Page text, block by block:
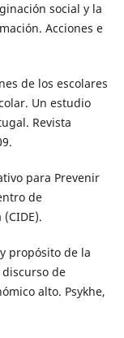
social y la
Acciones e
de los escolares
Un estudio
Revista
para Prevenir
de
propósito de la
de
alto. Psykhe,